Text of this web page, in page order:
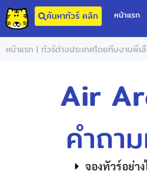
ค้นหาทัวร์ คลิก หน้าแรก
หน้าแรก | ทัวร์ต่างประเทศโดยทีมงานพี่เ
Air
คำถา
จองทัวร์อย่าง